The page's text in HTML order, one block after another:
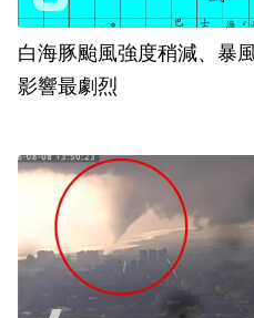
白海豚颱風強度稍減、暴
影響最劇烈